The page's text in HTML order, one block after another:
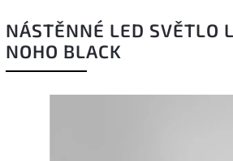
NÁSTĚNNÉ LED SVĚTLO
NOHO BLACK